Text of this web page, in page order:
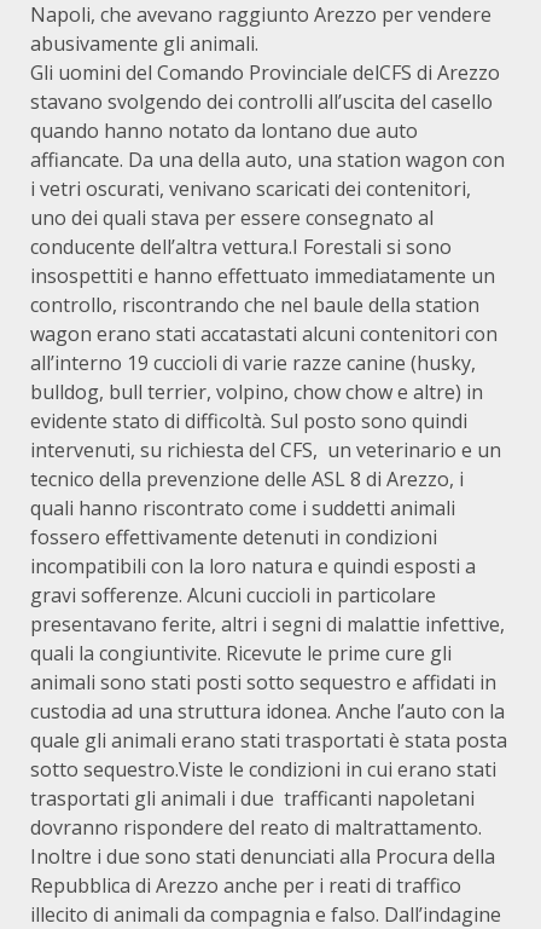
Napoli, che avevano raggiunto Arezzo per vendere
abusivamente gli animali.
Gli uomini del Comando Provinciale delCFS di Arezzo
stavano svolgendo dei controlli all’uscita del casello
quando hanno notato da lontano due auto
affiancate. Da una della auto, una station wagon con
i vetri oscurati, venivano scaricati dei contenitori,
uno dei quali stava per essere consegnato al
conducente dell’altra vettura.I Forestali si sono
insospettiti e hanno effettuato immediatamente un
controllo, riscontrando che nel baule della station
wagon erano stati accatastati alcuni contenitori con
all’interno 19 cuccioli di varie razze canine (husky,
bulldog, bull terrier, volpino, chow chow e altre) in
evidente stato di difficoltà. Sul posto sono quindi
intervenuti, su richiesta del CFS, un veterinario e un
tecnico della prevenzione delle ASL 8 di Arezzo, i
quali hanno riscontrato come i suddetti animali
fossero effettivamente detenuti in condizioni
incompatibili con la loro natura e quindi esposti a
gravi sofferenze. Alcuni cuccioli in particolare
presentavano ferite, altri i segni di malattie infettive,
quali la congiuntivite. Ricevute le prime cure gli
animali sono stati posti sotto sequestro e affidati in
custodia ad una struttura idonea. Anche l’auto con la
quale gli animali erano stati trasportati è stata posta
sotto sequestro.Viste le condizioni in cui erano stati
trasportati gli animali i due trafficanti napoletani
dovranno rispondere del reato di maltrattamento.
Inoltre i due sono stati denunciati alla Procura della
Repubblica di Arezzo anche per i reati di traffico
illecito di animali da compagnia e falso. Dall’indagine